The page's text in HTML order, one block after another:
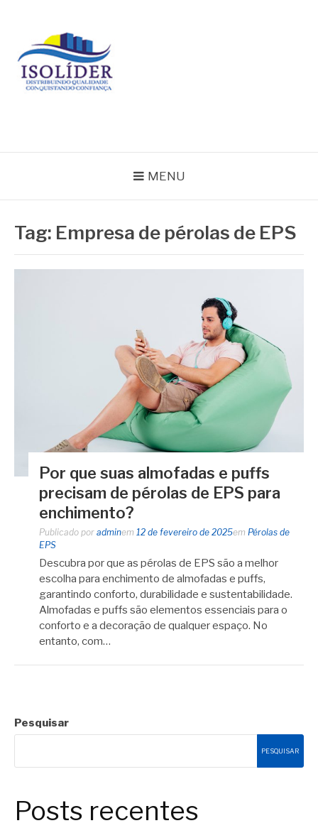
conteúdo
MENU
Tag: Empresa de pérolas de EPS
Por que suas almofadas e puffs
precisam de pérolas de EPS para
enchimento?
Publicado por adminem 12 de fevereiro de 2025em Pérolas de
EPS
Descubra por que as pérolas de EPS são a melhor
escolha para enchimento de almofadas e puffs,
garantindo conforto, durabilidade e sustentabilidade.
Almofadas e puffs são elementos essenciais para o
conforto e a decoração de qualquer espaço. No
entanto, com…
Pesquisar
PESQUISAR
Posts recentes